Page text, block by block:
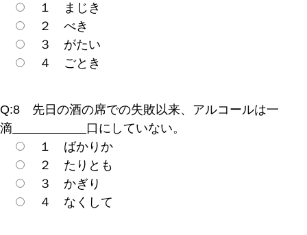
１ まじき
２ べき
３ がたい
４ ごとき
Q:8 先日の酒の席での失敗以来、アルコールは一
滴
口にしていない。
１ ばかりか
２ たりとも
３ かぎり
４ なくして